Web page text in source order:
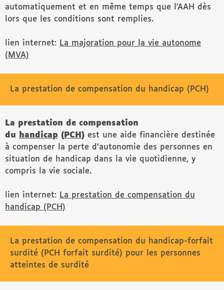
automatiquement et en même temps que l’AAH dès
lors que les conditions sont remplies.
lien internet: La majoration pour la vie autonome
(MVA)
La prestation de compensation du handicap (PCH)
La prestation de compensation
du
handicap ( PCH ) est une aide financière destinée
à compenser la perte d’autonomie des personnes en
situation de handicap dans la vie quotidienne, y
compris la vie sociale.
lien internet: La prestation de compensation du
handicap (PCH)
La prestation de compensation du handicap-forfait
surdité (PCH forfait surdité) pour les personnes
atteintes de surdité